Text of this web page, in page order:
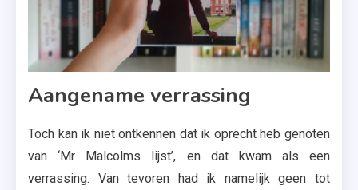
Aangename verrassing
Toch kan ik niet ontkennen dat ik oprecht heb genoten
van ‘Mr Malcolms lijst’, en dat kwam als een
verrassing. Van tevoren had ik namelijk geen tot